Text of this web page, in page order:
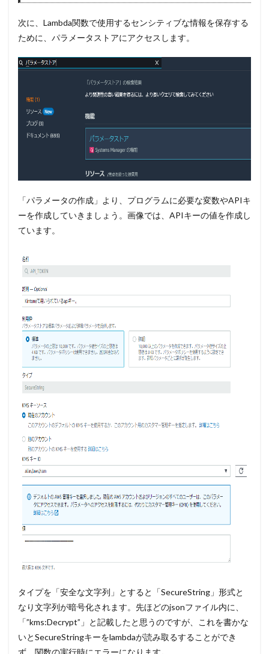
次に、Lambda関数で使用するセンシティブな情報を保存する
ために、パラメータストアにアクセスします。
「パラメータの作成」より、プログラムに必要な変数やAPIキ
ーを作成していきましょう。画像では、APIキーの値を作成し
ています。
タイプを「安全な文字列」とすると「SecureString」形式と
なり文字列が暗号化されます。先ほどのjsonファイル内に、
「”kms:Decrypt”」と記載したと思うのですが、これを書かな
いとSecureStringキーをlambdaが読み取るすることができ
ず、関数の実行時にエラーになります。